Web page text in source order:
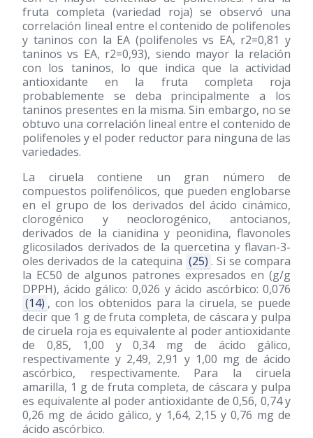
fruta completa (variedad roja) se observó una
correlación lineal entre el contenido de polifenoles
y taninos con la EA (polifenoles vs EA, r2=0,81 y
taninos vs EA, r2=0,93), siendo mayor la relación
con los taninos, lo que indica que la actividad
antioxidante en la fruta completa roja
probablemente se deba principalmente a los
taninos presentes en la misma. Sin embargo, no se
obtuvo una correlación lineal entre el contenido de
polifenoles y el poder reductor para ninguna de las
variedades.
La ciruela contiene un gran número de
compuestos polifenólicos, que pueden englobarse
en el grupo de los derivados del ácido cinámico,
clorogénico y neoclorogénico, antocianos,
derivados de la cianidina y peonidina, flavonoles
glicosilados derivados de la quercetina y flavan-3-
oles derivados de la catequina (25) . Si se compara
la EC50 de algunos patrones expresados en (g/g
DPPH), ácido gálico: 0,026 y ácido ascórbico: 0,076
(14) , con los obtenidos para la ciruela, se puede
decir que 1 g de fruta completa, de cáscara y pulpa
de ciruela roja es equivalente al poder antioxidante
de 0,85, 1,00 y 0,34 mg de ácido gálico,
respectivamente y 2,49, 2,91 y 1,00 mg de ácido
ascórbico, respectivamente. Para la ciruela
amarilla, 1 g de fruta completa, de cáscara y pulpa
es equivalente al poder antioxidante de 0,56, 0,74 y
0,26 mg de ácido gálico, y 1,64, 2,15 y 0,76 mg de
ácido ascórbico.